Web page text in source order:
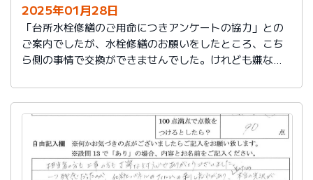
2025年01月28日
「台所水栓修繕のご用命につきアンケートの協力」との
ご案内でしたが、水栓修繕のお願いをしたところ、こち
ら側の事情で交換ができませんでした。けれども嫌な顔
本当に有難うございました。
近い将来、改めて修繕をお願いすることになると思いま
すので、どうぞよろしくお願いいたします。
訪問いただいた当日は、社員教育をしっかりされている
会社だなと思いました。（DXなどとよく聞きますが、や
っぱり人だなぁとアナログ人には思えます）